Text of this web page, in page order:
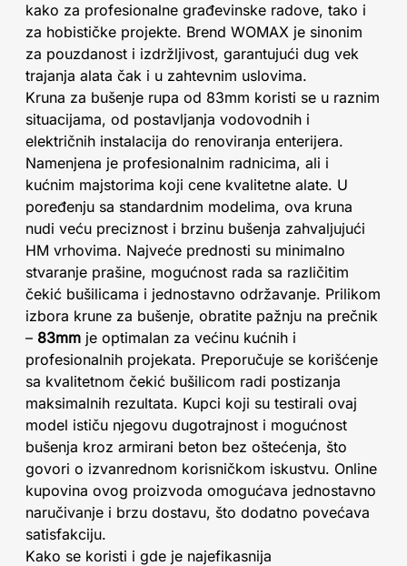
kako za profesionalne građevinske radove, tako i
za hobističke projekte. Brend WOMAX je sinonim
za pouzdanost i izdržljivost, garantujući dug vek
trajanja alata čak i u zahtevnim uslovima.
Kruna za bušenje rupa od 83mm koristi se u raznim
situacijama, od postavljanja vodovodnih i
električnih instalacija do renoviranja enterijera.
Namenjena je profesionalnim radnicima, ali i
kućnim majstorima koji cene kvalitetne alate. U
poređenju sa standardnim modelima, ova kruna
nudi veću preciznost i brzinu bušenja zahvaljujući
HM vrhovima. Najveće prednosti su minimalno
stvaranje prašine, mogućnost rada sa različitim
čekić bušilicama i jednostavno održavanje. Prilikom
izbora krune za bušenje, obratite pažnju na prečnik
– 83mm je optimalan za većinu kućnih i
profesionalnih projekata. Preporučuje se korišćenje
sa kvalitetnom čekić bušilicom radi postizanja
maksimalnih rezultata. Kupci koji su testirali ovaj
model ističu njegovu dugotrajnost i mogućnost
bušenja kroz armirani beton bez oštećenja, što
govori o izvanrednom korisničkom iskustvu. Online
kupovina ovog proizvoda omogućava jednostavno
naručivanje i brzu dostavu, što dodatno povećava
satisfakciju.
Kako se koristi i gde je najefikasnija